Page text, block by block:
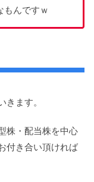
もんですｗ
きます。
株・配当株を中心
付き合い頂ければ